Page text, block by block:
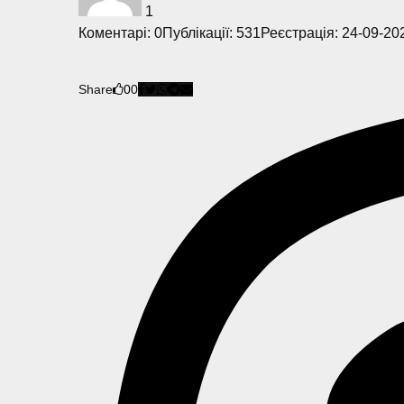
1
Коментарі: 0Публікації: 531Реєстрація: 24-09-
Share 00